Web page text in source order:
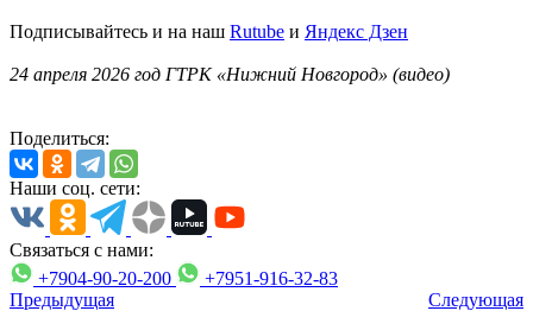
Подписывайтесь и на наш Rutube и Яндекс Дзен
24 апреля 2026 год ГТРК «Нижний Новгород» (видео)
Поделиться:
Наши соц. сети:
Связаться с нами:
+7904-90-20-200
+7951-916-32-83
Предыдущая
Следующая